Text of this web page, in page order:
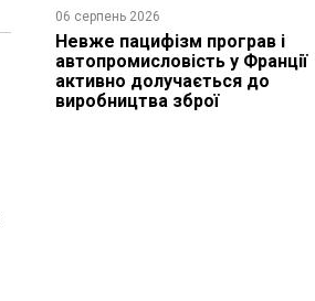
06 серпень 2026
Невже пацифізм програв і
автопромисловість у Франції
активно долучається до
виробництва зброї